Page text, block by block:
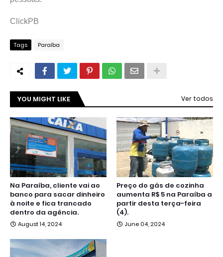
ClickPB
Tags Paraíba
YOU MIGHT LIKE Ver todos
Na Paraíba, cliente vai ao
banco para sacar dinheiro
à noite e fica trancado
dentro da agência.
August 14, 2024
Preço do gás de cozinha
aumenta R$ 5 na Paraíba a
partir desta terça-feira
(4).
June 04, 2024